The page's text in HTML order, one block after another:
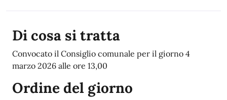
Di cosa si tratta
Convocato il Consiglio comunale per il giorno 4
marzo 2026 alle ore 13,00
Ordine del giorno